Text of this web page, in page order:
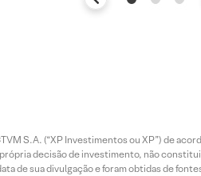
S.A. (“XP Investimentos ou XP”) de
decisão de investimento, não
de sua divulgação e foram obtidas de